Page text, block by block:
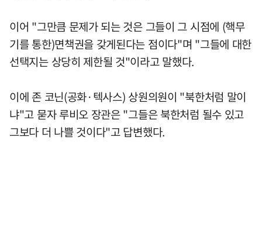
이어 "그만큼 문제가 되는 것은 그들이 그 시점에 (핵무
기를 통한)면책권을 갖게된다는 점이다"며 "그들에 대한
선택지는 상당히 제한될 것"이라고 말했다.
이에 존 코닌(공화·텍사스) 상원의원이 "북한처럼 말이
냐"고 묻자 루비오 장관은 "그들은 북한처럼 될수 있고
그보다 더 나쁠 것이다"고 답변했다.